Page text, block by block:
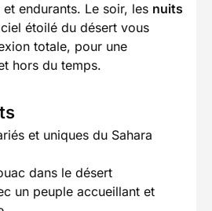
endurants. Le soir, les nuits
étoilé du désert vous
totale, pour une
hors du temps.
et uniques du Sahara
dans le désert
un peuple accueillant et